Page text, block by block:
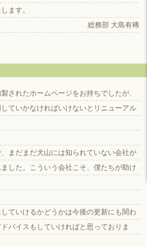
ます。
総務部 大島有稀
されたホームページをお持ちでしたが、
ていかなければいけないとリニューアル
まだまだ犬山には知られていない会社が
した。こういう会社こそ、僕たちが助け
ていけるかどうかは今後の更新にも関わ
バイスもしていければと思っておりま